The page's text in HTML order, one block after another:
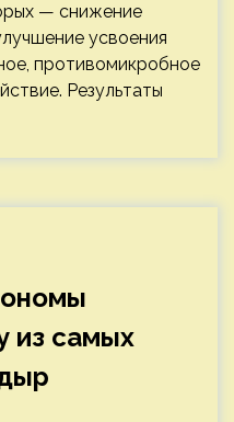
— снижение
усвоения
противомикробное
Результаты
из самых